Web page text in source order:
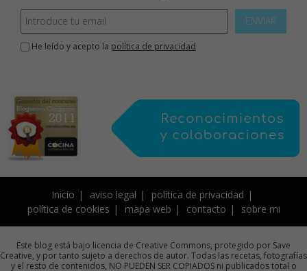
ENVIAR
He leído y acepto la política de privacidad
Inicio aviso legal
política de privacidad
política de cookies
mapa web contacto sobre mi
Este blog está bajo licencia de Creative Commons, protegido por Save
Creative, y por tanto sujeto a derechos de autor. Todas las recetas, fotografías
y el resto de contenidos, NO PUEDEN SER COPIADOS ni publicados total o